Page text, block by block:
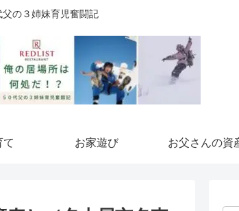
父の３姉妹育児奮闘記
て お家遊び お父さんの資